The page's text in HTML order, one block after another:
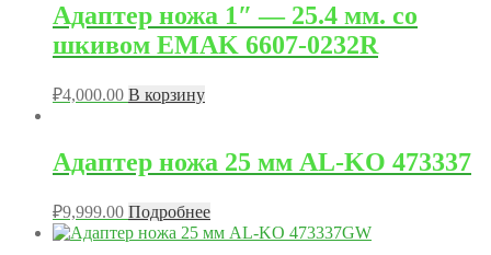
Адаптер ножа 1″ — 25.4 мм. со
шкивом EMAK 6607-0232R
₽4,000.00 В корзину
Адаптер ножа 25 мм AL-KO 473337
₽9,999.00 Подробнее